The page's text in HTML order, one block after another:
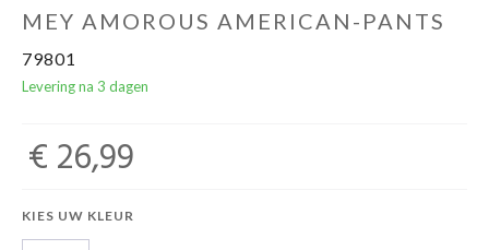
MEY AMOROUS AMERICAN-PANTS
79801
Levering na 3 dagen
€ 26,99
KIES UW KLEUR